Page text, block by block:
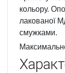
кольору.
лакованої
смужками.